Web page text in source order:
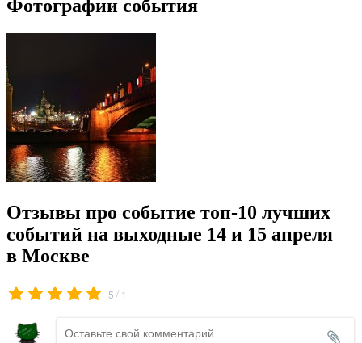
Фотографии события
Отзывы про событие топ-10 лучших
событий на выходные 14 и 15 апреля
в Москве
5 / 1